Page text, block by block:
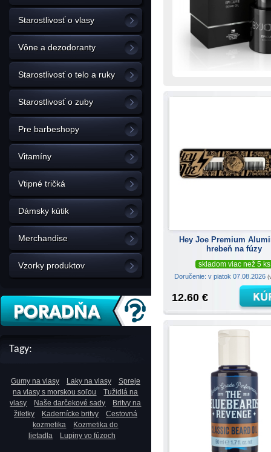
Starostlivosť o vlasy
Vône a dezodoranty
Starostlivosť o telo a ruky
Starostlivosť o zuby
Pre barbeshopy
Vitamíny
Vtipné tričká
Dámsky kútik
Merchandise
Vzorky produktov
Tagy:
Gumy na vlasy Laky na vlasy
Spreje
na vlasy s morskou soľou
Tužidlá na
vlasy
Naše darčekové sady
Britvy na
žiletky
Kadernícke britvy
Cestovná
kozmetika
Kozmetika do
lietadla
Lupiny vo fúzoch
Hey Joe Premium
hrebeň na fúzy
skladom viac než 5 ks
Doručenie: v piatok 07.08.2026
12.60 €